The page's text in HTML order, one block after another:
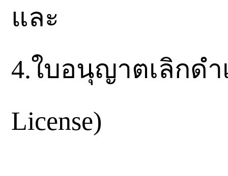
และ
4.ใบอนุญาตเลิกดำ
License)